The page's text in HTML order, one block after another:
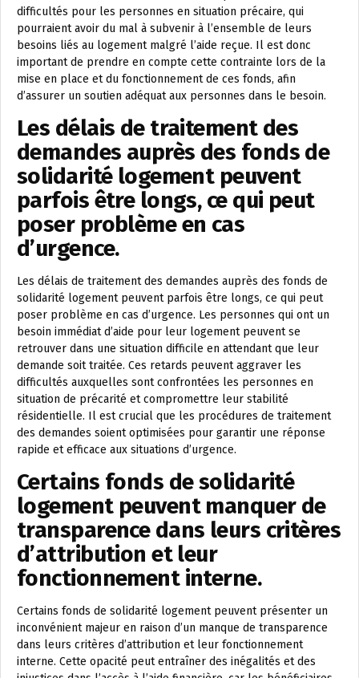
difficultés pour les personnes en situation précaire, qui
pourraient avoir du mal à subvenir à l’ensemble de leurs
besoins liés au logement malgré l’aide reçue. Il est donc
important de prendre en compte cette contrainte lors de la
mise en place et du fonctionnement de ces fonds, afin
d’assurer un soutien adéquat aux personnes dans le besoin.
Les délais de traitement des
demandes auprès des fonds de
solidarité logement peuvent
parfois être longs, ce qui peut
poser problème en cas
d’urgence.
Les délais de traitement des demandes auprès des fonds de
solidarité logement peuvent parfois être longs, ce qui peut
poser problème en cas d’urgence. Les personnes qui ont un
besoin immédiat d’aide pour leur logement peuvent se
retrouver dans une situation difficile en attendant que leur
demande soit traitée. Ces retards peuvent aggraver les
difficultés auxquelles sont confrontées les personnes en
situation de précarité et compromettre leur stabilité
résidentielle. Il est crucial que les procédures de traitement
des demandes soient optimisées pour garantir une réponse
rapide et efficace aux situations d’urgence.
Certains fonds de solidarité
logement peuvent manquer de
transparence dans leurs critères
d’attribution et leur
fonctionnement interne.
Certains fonds de solidarité logement peuvent présenter un
inconvénient majeur en raison d’un manque de transparence
dans leurs critères d’attribution et leur fonctionnement
interne. Cette opacité peut entraîner des inégalités et des